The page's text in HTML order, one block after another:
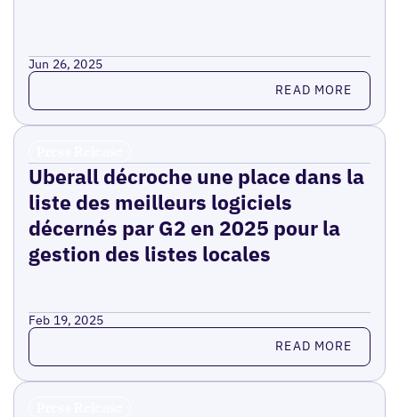
Jun 26, 2025
Read more READ MORE
Uberall décroche une place dans la
liste des meilleurs logiciels
décernés par G2 en 2025 pour la
gestion des listes locales
Feb 19, 2025
Read more READ MORE